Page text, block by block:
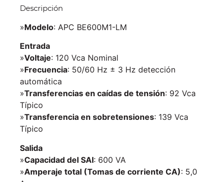
Descripción
»Modelo: APC BE600M1-LM
Entrada
»Voltaje: 120 Vca Nominal
»Frecuencia: 50/60 Hz ± 3 Hz detección
automática
»Transferencias en caídas de tensión: 92 Vca
Típico
»Transferencia en sobretensiones: 139 Vca
Típico
Salida
»Capacidad del SAI: 600 VA
»Amperaje total (Tomas de corriente CA): 5,0